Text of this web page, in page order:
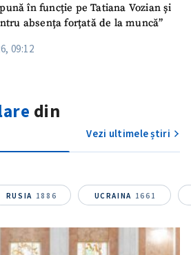
în funcție pe Tatiana Vozian și
absența forțată de la muncă”
09:12
din
Vezi ultimele știri
RUSIA 1886 UCRAINA 1661